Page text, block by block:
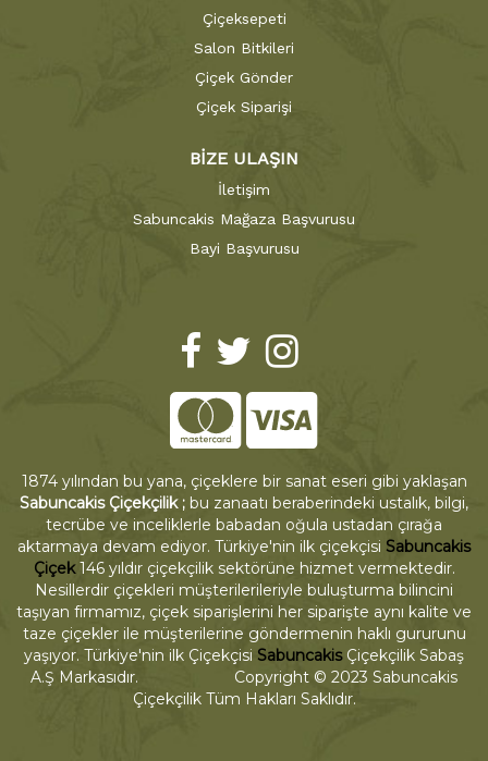
Çiçeksepeti
Salon Bitkileri
Çiçek Gönder
Çiçek Siparişi
BİZE ULAŞIN
İletişim
Sabuncakis Mağaza Başvurusu
Bayi Başvurusu
1874 yılından bu yana, çiçeklere bir sanat eseri gibi yaklaşan
Sabuncakis Çiçekçilik ; bu zanaatı beraberindeki ustalık, bilgi,
tecrübe ve inceliklerle babadan oğula ustadan çırağa
aktarmaya devam ediyor. Türkiye'nin ilk çiçekçisi Sabuncakis
Çiçek146 yıldır çiçekçilik sektörüne hizmet vermektedir.
Nesillerdir çiçekleri müşterilerileriyle buluşturma bilincini
taşıyan firmamız, çiçek siparişlerini her siparişte aynı kalite ve
taze çiçekler ile müşterilerine göndermenin haklı gururunu
yaşıyor. Türkiye'nin ilk Çiçekçisi SabuncakisÇiçekçilik Sabaş
A.Ş Markasıdır. Copyright © 2023 Sabuncakis
Çiçekçilik Tüm Hakları Saklıdır.